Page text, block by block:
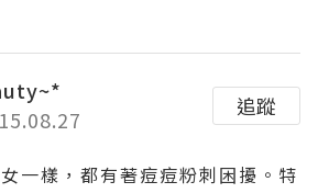
追蹤
一樣，都有著痘痘粉刺困擾。特